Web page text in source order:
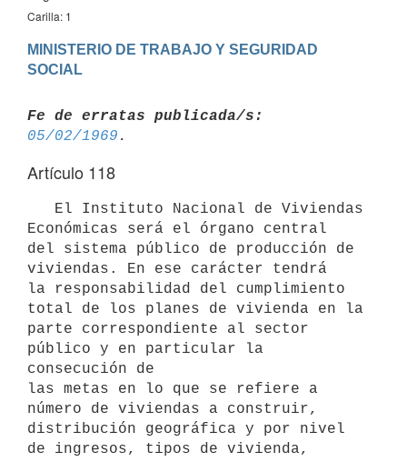
Carilla: 1
MINISTERIO DE TRABAJO Y SEGURIDAD
SOCIAL
Fe de erratas publicada/s:
05/02/1969
Artículo 118
Económicas será el órgano central
del sistema público de producción de
viviendas. En ese carácter tendrá
la responsabilidad del cumplimiento
total de los planes de vivienda en la
parte correspondiente al sector
público y en particular la
consecución de
las metas en lo que se refiere a
número de viviendas a construir,
distribución geográfica y por nivel
de ingresos, tipos de vivienda,